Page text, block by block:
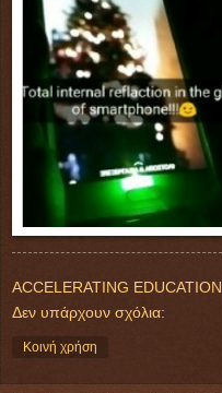
ACCELERATING EDUCATION
Δεν υπάρχουν σχόλια:
Κοινή χρήση